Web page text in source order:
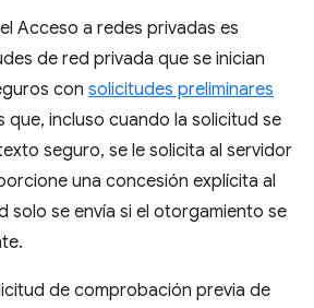
Acceso a redes privadas es
de red privada que se inician
con solicitudes preliminares
que, incluso cuando la solicitud se
seguro, se le solicita al servidor
una concesión explícita al
solo se envía si el otorgamiento se
de comprobación previa de